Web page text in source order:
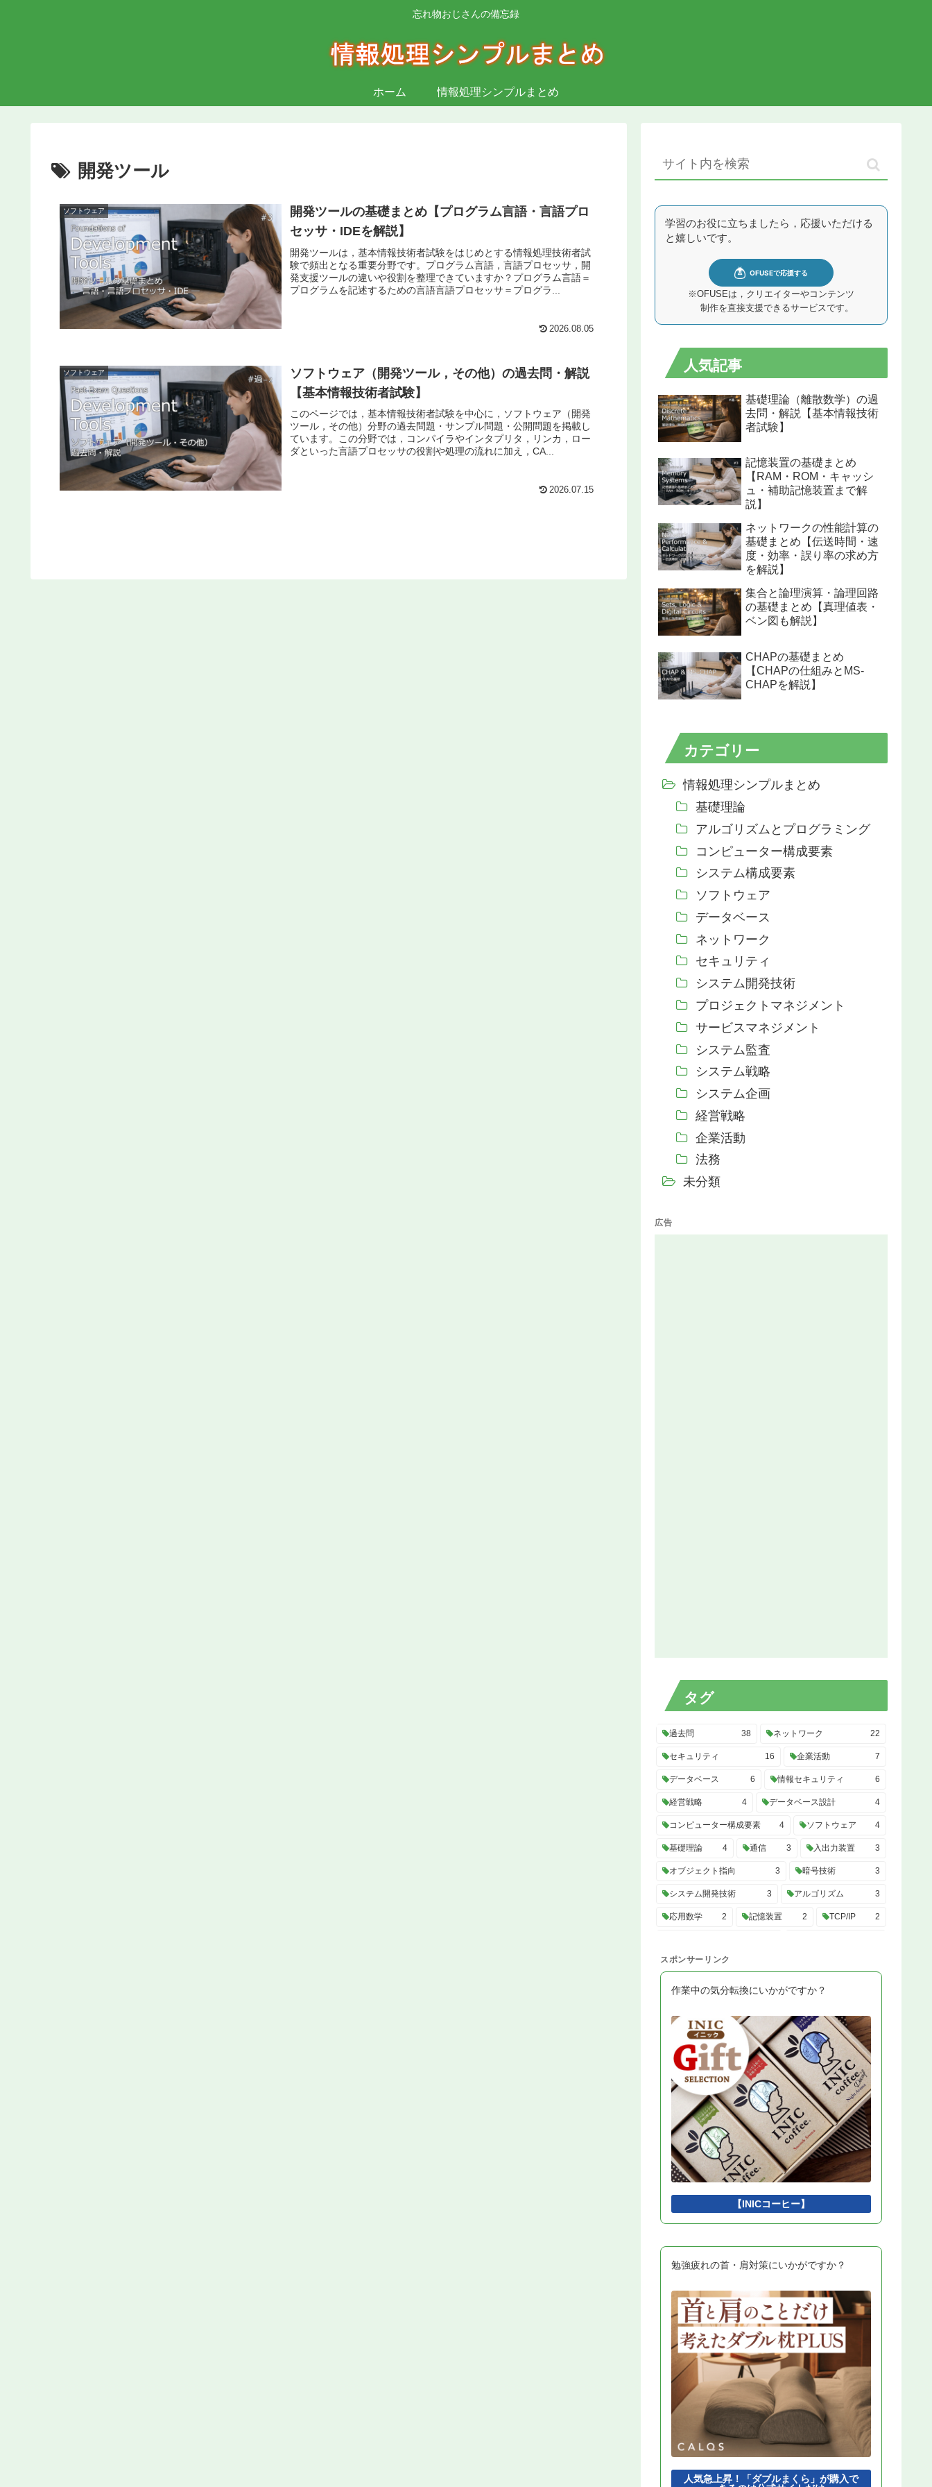
忘れ物おじさんの備忘録
ホーム 情報処理シンプルまとめ
開発ツール
ソフトウェア
開発ツールの基礎まとめ【プログラム言語・言語プロ
セッサ・IDEを解説】
開発ツールは，基本情報技術者試験をはじめとする情報処理技術者試
験で頻出となる重要分野です。プログラム言語，言語プロセッサ，開
発支援ツールの違いや役割を整理できていますか？プログラム言語＝
プログラムを記述するための言語言語プロセッサ＝プログラ...
2026.08.05
ソフトウェア
ソフトウェア（開発ツール，その他）の過去問・解説
【基本情報技術者試験】
このページでは，基本情報技術者試験を中心に，ソフトウェア（開発
ツール，その他）分野の過去問題・サンプル問題・公開問題を掲載し
ています。この分野では，コンパイラやインタプリタ，リンカ，ロー
ダといった言語プロセッサの役割や処理の流れに加え，CA...
2026.07.15
学習のお役に立ちましたら，応援いただける
と嬉しいです。
※OFUSEは，クリエイターやコンテンツ
制作を直接支援できるサービスです。
人気記事
基礎理論（離散数学）の過
去問・解説【基本情報技術
者試験】
記憶装置の基礎まとめ
【RAM・ROM・キャッシ
ュ・補助記憶装置まで解
説】
ネットワークの性能計算の
基礎まとめ【伝送時間・速
度・効率・誤り率の求め方
を解説】
集合と論理演算・論理回路
の基礎まとめ【真理値表・
ベン図も解説】
CHAPの基礎まとめ
【CHAPの仕組みとMS-
CHAPを解説】
カテゴリー
情報処理シンプルまとめ
基礎理論
アルゴリズムとプログラミング
コンピューター構成要素
システム構成要素
ソフトウェア
データベース
ネットワーク
セキュリティ
システム開発技術
プロジェクトマネジメント
サービスマネジメント
システム監査
システム戦略
システム企画
経営戦略
企業活動
法務
未分類
広告
タグ
過去問 38 ネットワーク 22
セキュリティ 16 企業活動 7
データベース 6 情報セキュリティ 6
経営戦略 4 データベース設計 4
コンピューター構成要素 4 ソフトウェア 4
基礎理論 4 通信 3 入出力装置 3
オブジェクト指向 3 暗号技術 3
システム開発技術 3 アルゴリズム 3
応用数学 2 記憶装置 2 TCP/IP 2
制御工学 2
バス 2 サービスマネジメント
トランザクション C# 2 SQL
性能評価 2 開発ツール 2 システム構成
高信頼化 2 OS 2 システム開発プロセス
経営・組織論 2 業務分析 データ利活用
会計・財務 2 システム監査
データ構造 2 計算量 2 情報理論
技術戦略 2 システム戦略
開発モデル 2 ソフトウェアテスト
アルゴリズムとプログラミング 2 擬似言語
開発環境
スポンサーリンク
作業中の気分転換にいかがですか？
【INICコーヒー】
勉強疲れの首・肩対策にいかがですか？
人気急上昇！「ダブルまくら」が購入で